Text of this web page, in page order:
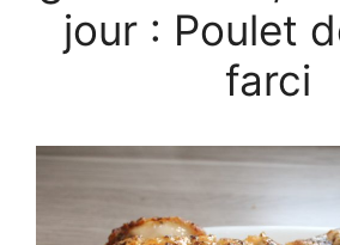
jour : Poulet
farci